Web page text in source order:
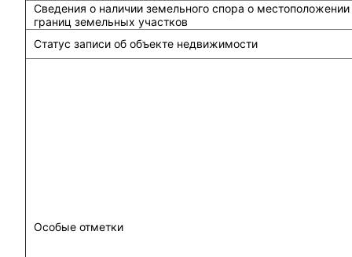
Сведения о наличии земельного спора о местоположении
границ земельных участков
Статус записи об объекте недвижимости
Особые отметки